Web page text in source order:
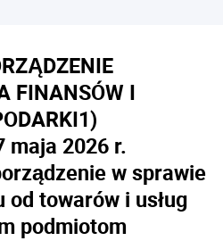
FINANSÓW I
1)
maja 2026 r.
w sprawie
towarów i usług
podmiotom